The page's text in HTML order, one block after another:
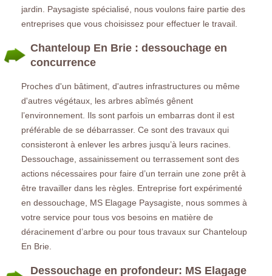
jardin. Paysagiste spécialisé, nous voulons faire partie des
entreprises que vous choisissez pour effectuer le travail.
Chanteloup En Brie : dessouchage en
concurrence
Proches d'un bâtiment, d'autres infrastructures ou même
d'autres végétaux, les arbres abîmés gênent
l’environnement. Ils sont parfois un embarras dont il est
préférable de se débarrasser. Ce sont des travaux qui
consisteront à enlever les arbres jusqu’à leurs racines.
Dessouchage, assainissement ou terrassement sont des
actions nécessaires pour faire d’un terrain une zone prêt à
être travailler dans les règles. Entreprise fort expérimenté
en dessouchage, MS Elagage Paysagiste, nous sommes à
votre service pour tous vos besoins en matière de
déracinement d’arbre ou pour tous travaux sur Chanteloup
En Brie.
Dessouchage en profondeur: MS Elagage